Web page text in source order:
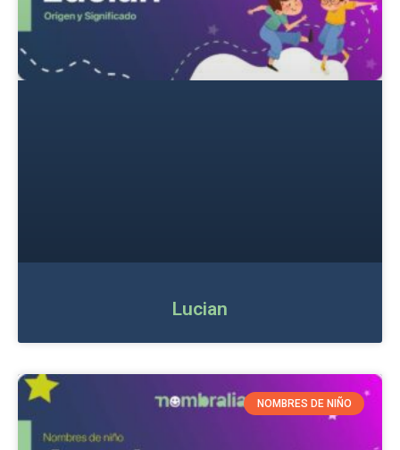
Lucian
NOMBRES DE NIÑO